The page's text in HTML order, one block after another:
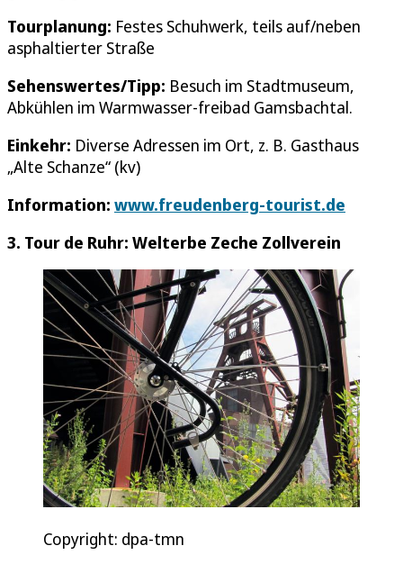
Tourplanung: Festes Schuhwerk, teils auf/neben
asphaltierter Straße
Sehenswertes/Tipp: Besuch im Stadtmuseum,
Abkühlen im Warmwasser-freibad Gamsbachtal.
Einkehr: Diverse Adressen im Ort, z. B. Gasthaus
„Alte Schanze“ (kv)
Information: www.freudenberg-tourist.de
3. Tour de Ruhr: Welterbe Zeche Zollverein
Copyright: dpa-tmn